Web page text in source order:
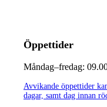
Öppettider
Måndag–fredag:
Avvikande öppettider
dagar, samt dag innan